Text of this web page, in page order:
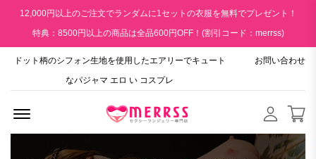
12,000円以上のご注文でランダムに1セットの衣服を無料でプレゼント！
特典：8500円以上の商品は全品600円OFF！(割引コード：merrss)
ドット柄のシフォン生地を使用したエアリーでキュート
なパジャマ エロ い コスプレ
お問い合わせ